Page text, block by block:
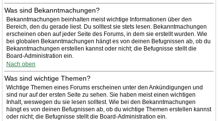
Was sind Bekanntmachungen?
Bekanntmachungen beinhalten meist wichtige Informationen über den
Bereich, den du gerade liest. Du solltest sie stets lesen. Bekanntmachungen
erscheinen oben auf jeder Seite des Forums, in dem sie erstellt wurden. Wie
bei globalen Bekanntmachungen hängt es von deinen Befugnissen ab, ob du
Bekanntmachungen erstellen kannst oder nicht; die Befugnisse stellt die
Board-Administration ein.
Nach oben
Was sind wichtige Themen?
Wichtige Themen eines Forums erscheinen unter den Ankündigungen und
sind nur auf der ersten Seite zu sehen. Sie haben meist einen wichtigen
Inhalt, weswegen du sie lesen solltest. Wie bei den Bekanntmachungen
hängt es von deinen Befugnissen ab, ob du wichtige Themen erstellen kannst
oder nicht; die Befugnisse stellt die Board-Administration ein.